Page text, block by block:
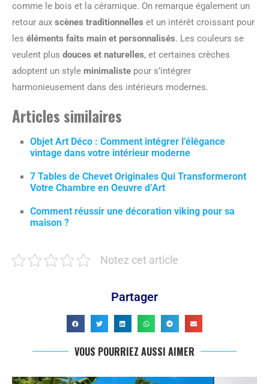
comme le bois et la céramique. On remarque également un
retour aux scènes traditionnelles et un intérêt croissant pour
les éléments faits main et personnalisés. Les couleurs se
veulent plus douces et naturelles, et certaines crèches
adoptent un style minimaliste pour s’intégrer
harmonieusement dans des intérieurs modernes.
Articles similaires
Objet Art Déco : Comment intégrer l’élégance
vintage dans votre intérieur moderne
7 Tables de Chevet Originales Qui Transformeront
Votre Chambre en Oeuvre d’Art
Comment réussir une décoration viking pour sa
maison ?
Notez cet article
Partager
VOUS POURRIEZ AUSSI AIMER